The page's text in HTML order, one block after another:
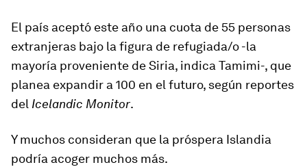
El país aceptó este año una cuota de 55 personas
extranjeras bajo la figura de refugiada/o-la
mayoría proveniente de Siria, indica Tamimi-, que
planea expandir a 100 en el futuro, según reportes
del Icelandic Monitor.
Y muchos consideran que la próspera Islandia
podría acoger muchos más.